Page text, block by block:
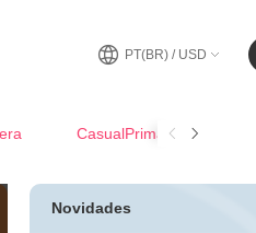
PT(BR) / USD
CasualPrimavera-Verão
Novidades